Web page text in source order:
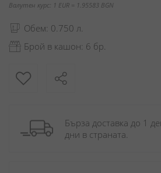
Валутен курс: 1 EUR = 1.95583 BGN
Обем: 0.750 л.
Брой в кашон: 6 бр.
Бърза доставка до 1
дни в страната.